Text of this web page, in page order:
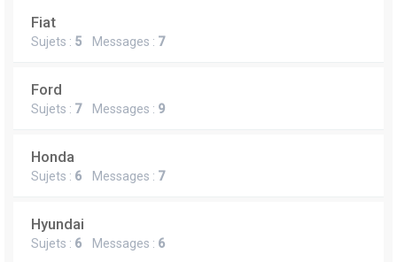
Fiat
Sujets : 5 Messages : 7
Ford
Sujets : 7Messages : 9
Honda
Sujets : 6 Messages : 7
Hyundai
Sujets : 6 Messages : 6